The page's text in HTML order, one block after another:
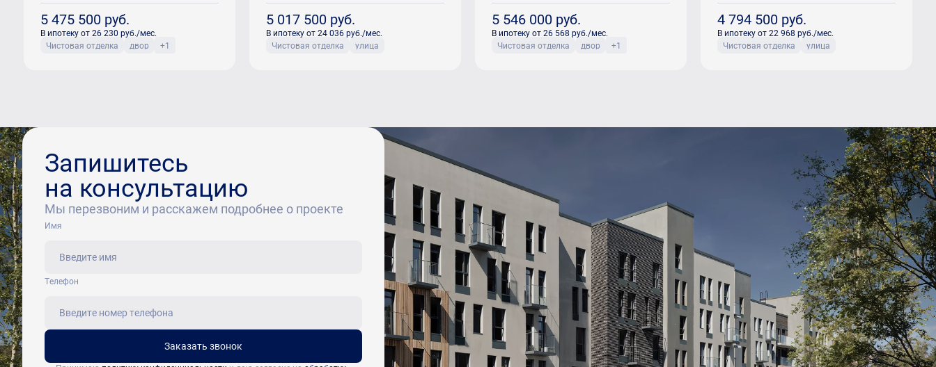
5 475 500 руб.
В ипотеку от 26 230 руб./мес.
Чистовая отделка
двор +1
5 017 500 руб.
В ипотеку от 24 036 руб./мес.
Чистовая отделка
улица
5 546 000 руб.
В ипотеку от 26 568 руб./мес.
Чистовая отделка
двор +1
4 794 500 руб.
В ипотеку от 22 968 руб./мес.
Чистовая отделка
улица
Запишитесь
на консультацию
Мы перезвоним и расскажем подробнее о проекте
Имя
Tелефон
Заказать звонок